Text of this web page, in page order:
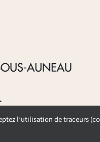
l’utilisation de traceurs